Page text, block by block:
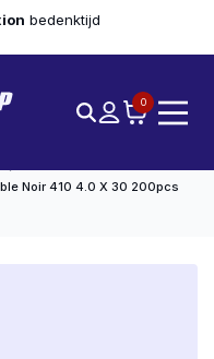
bedenktijd
0
Noir 410 4.0 X 30 200pcs